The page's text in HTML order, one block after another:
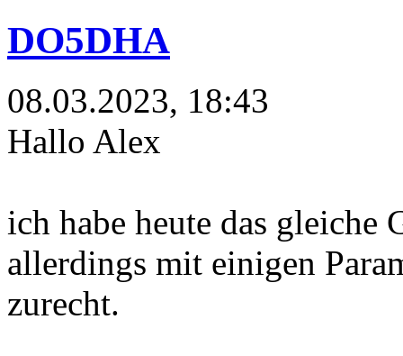
DO5DHA
08.03.2023, 18:43
Hallo Alex
ich habe heute das gleiche
allerdings mit einigen
zurecht.